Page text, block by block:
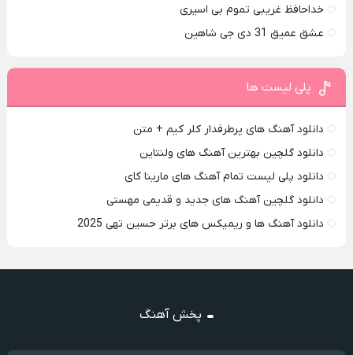
خداحافظ غریبی تموم بی اسیری
عشق عمیق 31 دی جی شاهین
پلی لیست ها
دانلود آهنگ های پرطرفدار کلر کیم + متن
دانلود گلچین بهترین آهنگ های ولنتاین
دانلود پلی لیست تمام آهنگ های مارینا کای
دانلود گلچین آهنگ های جدید و قدیمی مهستی
دانلود آهنگ ها و ریمیکس های برتر حسین تهی 2025
پخش آهنگ